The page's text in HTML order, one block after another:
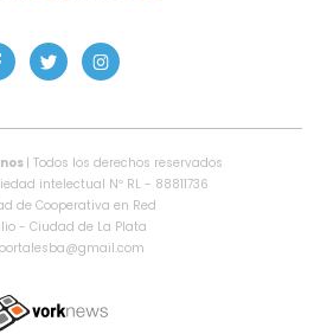
| Todos los derechos reservados
intelectual Nº RL - 88811736
de Cooperativa en Red
- Ciudad de La Plata